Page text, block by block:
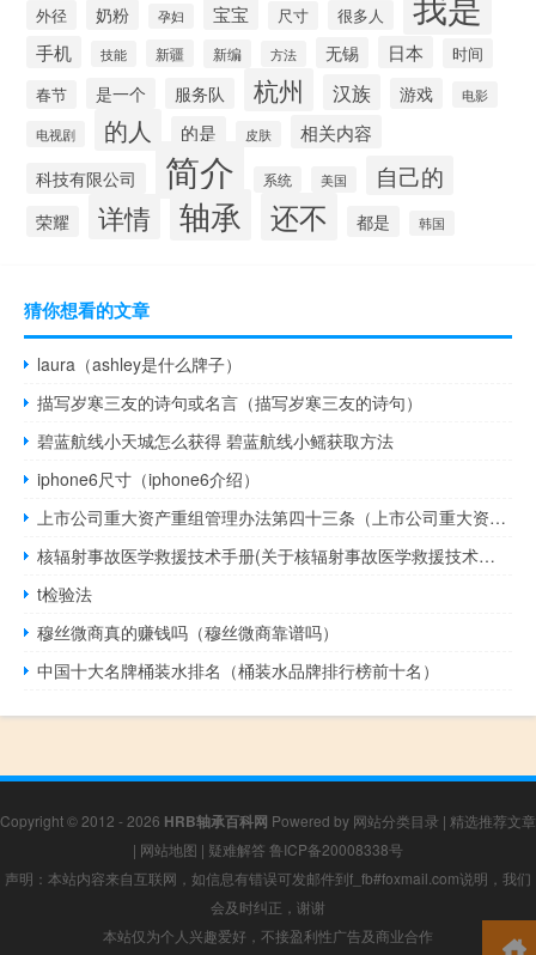
外径 奶粉 孕妇 宝宝 尺寸 很多人
手机 技能 新疆 新编 方法 无锡 日本 时间
春节 是一个 服务队 杭州 汉族 游戏 电影
电视剧 的人 的是 皮肤 相关内容
科技有限公司 简介 系统 美国 自己的
荣耀 详情 轴承 还不 都是 韩国
猜你想看的文章
laura（ashley是什么牌子）
描写岁寒三友的诗句或名言（描写岁寒三友的诗句）
碧蓝航线小天城怎么获得 碧蓝航线小鳐获取方法
iphone6尺寸（iphone6介绍）
上市公司重大资产重组管理办法第四十三条（上市公司重大资产重组管理办法）
核辐射事故医学救援技术手册(关于核辐射事故医学救援技术手册的简介)
t检验法
穆丝微商真的赚钱吗（穆丝微商靠谱吗）
中国十大名牌桶装水排名（桶装水品牌排行榜前十名）
Copyright © 2012 - 2026 HRB轴承百科网 Powered by 网站分类目录 | 精选推荐文章
| 网站地图 | 疑难解答 鲁ICP备20008338号
声明：本站内容来自互联网，如信息有错误可发邮件到f_fb#foxmail.com说明，我们
会及时纠正，谢谢
本站仅为个人兴趣爱好，不接盈利性广告及商业合作